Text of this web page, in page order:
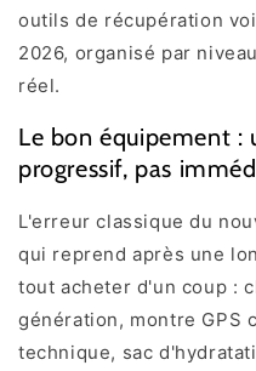
outils de récupération
2026, organisé par
réel.
Le bon équipement :
progressif, pas
L'erreur classique du
qui reprend après une
tout acheter d'un coup :
génération, montre GPS
technique, sac